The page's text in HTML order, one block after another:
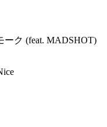
ク (feat. MADSHOT)